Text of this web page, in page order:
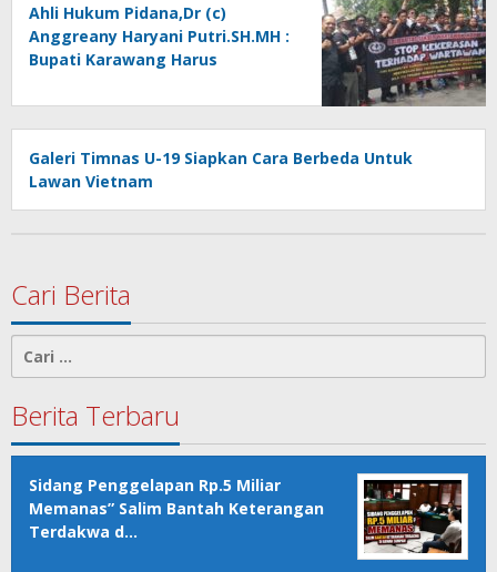
Ahli Hukum Pidana,Dr (c)
Anggreany Haryani Putri.SH.MH :
Bupati Karawang Harus
Tindakkan Tegas Terhadap
Oknum ASN Yang Tak Bermoral
Galeri Timnas U-19 Siapkan Cara Berbeda Untuk
Lawan Vietnam
Cari Berita
Cari
untuk:
Berita Terbaru
Sidang Penggelapan Rp.5 Miliar
Memanas” Salim Bantah Keterangan
Terdakwa d…